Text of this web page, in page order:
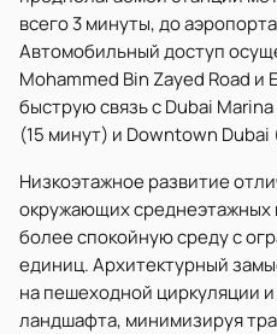
всего 3 минуты, до
Автомобильный доступ
Mohammed Bin Zayed Road и
быструю связь с Dubai
(15 минут) и Downtown Dubai
Низкоэтажное развитие
окружающих среднеэтажных
более спокойную среду с
единиц. Архитектурный
на пешеходной циркуляции
ландшафта, минимизируя